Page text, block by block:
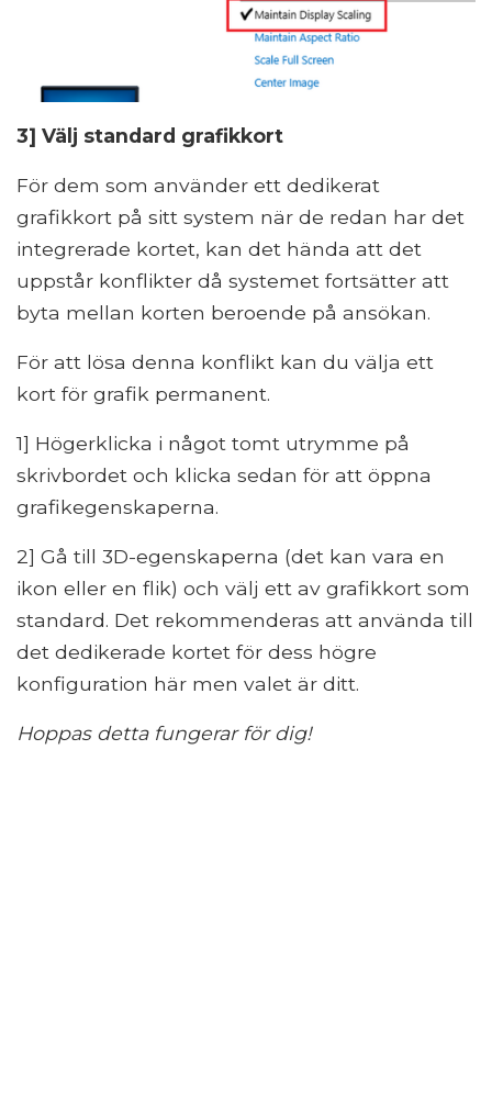
3] Välj standard grafikkort
För dem som använder ett dedikerat
grafikkort på sitt system när de redan har det
integrerade kortet, kan det hända att det
uppstår konflikter då systemet fortsätter att
byta mellan korten beroende på ansökan.
För att lösa denna konflikt kan du välja ett
kort för grafik permanent.
1] Högerklicka i något tomt utrymme på
skrivbordet och klicka sedan för att öppna
grafikegenskaperna.
2] Gå till 3D-egenskaperna (det kan vara en
ikon eller en flik) och välj ett av grafikkort som
standard. Det rekommenderas att använda till
det dedikerade kortet för dess högre
konfiguration här men valet är ditt.
Hoppas detta fungerar för dig!